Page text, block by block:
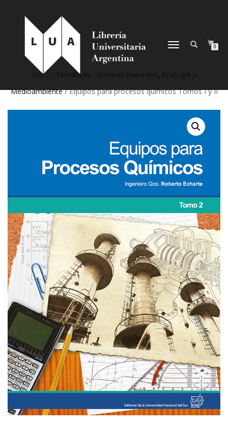
NAVEGACIÓN
0
Inicio Temáticas
Medioambiente/ Equipos para procesos químicos Tomos I y II